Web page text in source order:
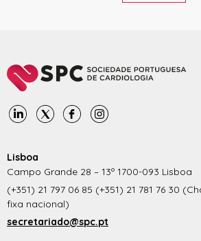
Lisboa
Campo Grande 28 – 13º 1700-093 Lisboa
(+351) 21 797 06 85 (+351) 21 781 76 30
fixa nacional)
secretariado@spc.pt